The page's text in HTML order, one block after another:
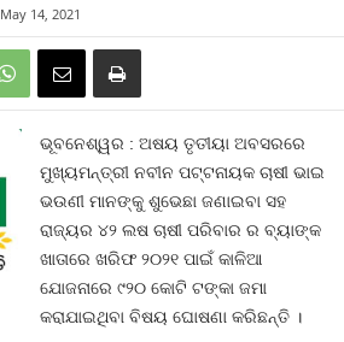
May 14, 2021
ଭୂବନେଶ୍ୱର : ଅଷୟ ତୃତୀୟା ଅବସରରେ
ମୁଖ୍ୟମନ୍ତ୍ରୀ ନବୀନ ପଟ୍ଟନାୟକ ଚାଷୀ ଭାଇ
ଭଉଣୀ ମାନଙ୍କୁ ଶୁଭେଛା ଜଣାଇବା ସହ
ରାଜ୍ୟର ୪୨ ଲଷ ଚାଷୀ ପରିବାର ର ବ୍ୟାଙ୍କ
ଖାତାରେ ଖରିଫ ୨୦୨୧ ପାଇଁ କାଳିଆ
ଯୋଜନାରେ ୯୨୦ କୋଟି ଟଙ୍କା ଜମା
କରାଯାଇଥିବା ବିଷୟ ଘୋଷଣା କରିଛନ୍ତି ।